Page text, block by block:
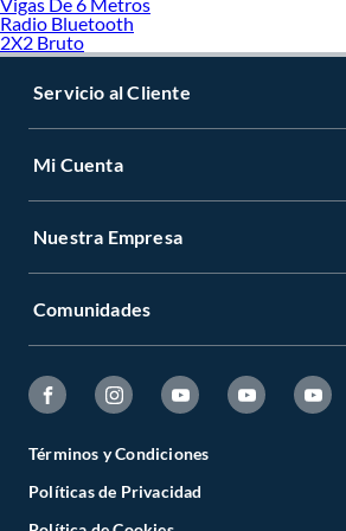
Cuchillo cartonero
Tijeras Hojalateras
Vigas De 6 Metros
Radio Bluetooth
2X2 Bruto
Servicio al Cliente
Mi Cuenta
Nuestra Empresa
Comunidades
Términos y Condiciones
Políticas de Privacidad